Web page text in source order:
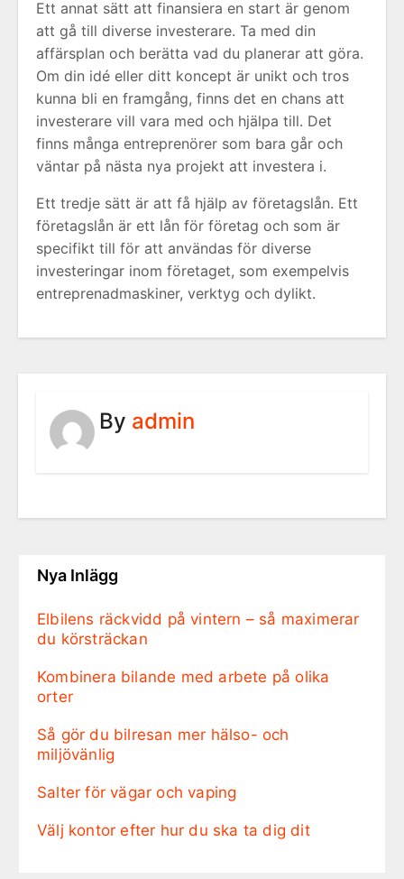
Ett annat sätt att finansiera en start är genom
att gå till diverse investerare. Ta med din
affärsplan och berätta vad du planerar att göra.
Om din idé eller ditt koncept är unikt och tros
kunna bli en framgång, finns det en chans att
investerare vill vara med och hjälpa till. Det
finns många entreprenörer som bara går och
väntar på nästa nya projekt att investera i.
Ett tredje sätt är att få hjälp av företagslån. Ett
företagslån är ett lån för företag och som är
specifikt till för att användas för diverse
investeringar inom företaget, som exempelvis
entreprenadmaskiner, verktyg och dylikt.
By admin
Nya Inlägg
Elbilens räckvidd på vintern – så maximerar
du körsträckan
Kombinera bilande med arbete på olika
orter
Så gör du bilresan mer hälso- och
miljövänlig
Salter för vägar och vaping
Välj kontor efter hur du ska ta dig dit